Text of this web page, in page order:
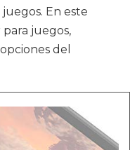
En este
juegos,
del